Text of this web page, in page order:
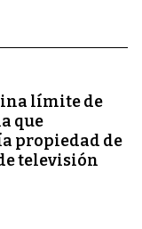
límite de
que
propiedad de
televisión